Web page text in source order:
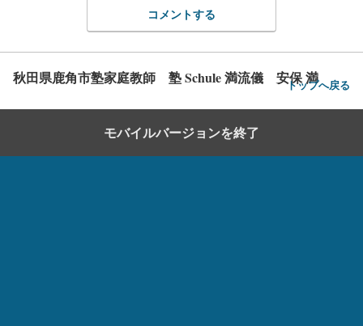
コメントする
秋田県鹿角市塾家庭教師 塾 Schule 満流儀 安保 満トップへ戻る
モバイルバージョンを終了